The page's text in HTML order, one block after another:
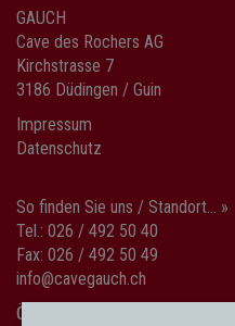
GAUCH
Cave des Rochers AG
Kirchstrasse 7
3186 Düdingen / Guin
Impressum
Datenschutz
So finden Sie uns / Standort... »
Tel.: 026 / 492 50 40
Fax: 026 / 492 50 49
info@cavegauch.ch
Öffnungszeiten